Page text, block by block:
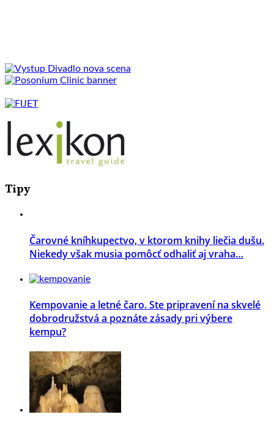
Tipy
Čarovné kníhkupectvo, v ktorom knihy liečia dušu.
Niekedy však musia pomôcť odhaliť aj vraha…
Kempovanie a letné čaro. Ste pripravení na skvelé
dobrodružstvá a poznáte zásady pri výbere
kempu?